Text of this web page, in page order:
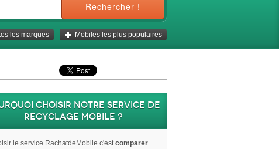
Rechercher !
les marques Mobiles les plus populaires
choisir notre service de
recyclage mobile ?
le service RachatdeMobile c'estcomparer